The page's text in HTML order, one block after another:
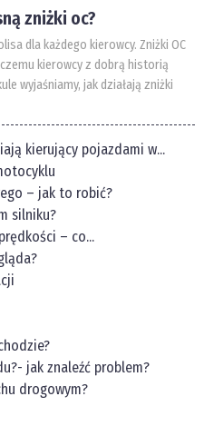
zniżki oc?
dla każdego kierowcy. Zniżki OC
kierowcy z dobrą historią
wyjaśniamy, jak działają zniżki
kierujący pojazdami w...
– jak to robić?
silniku?
– co...
jak znaleźć problem?
drogowym?